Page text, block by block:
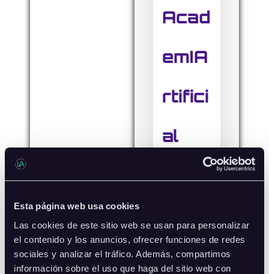
Esta página web usa cookies
Las cookies de este sitio web se usan para personalizar
el contenido y los anuncios, ofrecer funciones de redes
sociales y analizar el tráfico. Además, compartimos
información sobre el uso que haga del sitio web con
Acad
emIA
rtifici
al
importantes
y
recursos